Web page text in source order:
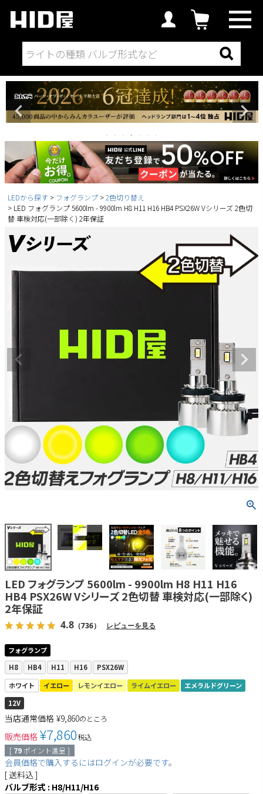
LEDから探す フォグランプ
2色切り替え
LED フォグランプ 5600lm - 9900lm H8 H11 H16 HB4 PSX26W Vシリーズ 2色切
替 車検対応(一部除く) 2年保証
LED フォグランプ 5600lm - 9900lm H8 H11 H16
HB4 PSX26W Vシリーズ 2色切替 車検対応(一部除く)
2年保証
4.8 （736） レビューを見る
フォグランプ
H8
HB4 H11 H16
PSX26W
ホワイト
イエロー レモンイエロー ライムイエロー
エメラルドグリーン
12V
当店通常価格 ¥9,860のところ
販売価格 ¥7,860税込
[ 79 ポイント進呈 ]
会員価格で購入するにはログインが必要です。
送料込
バルブ形式 H8/H11/H16